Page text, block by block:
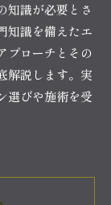
知識が必要とさ
知識を備えたエ
プローチとその
解説します。実
選びや施術を受